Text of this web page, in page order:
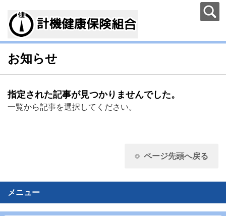
お知らせ
指定された記事が見つかりませんでした。
一覧から記事を選択してください。
ページ先頭へ戻る
メニュー